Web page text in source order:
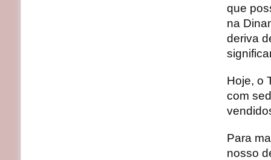
que
na
deriva
Hoje, o
com
Para
nosso